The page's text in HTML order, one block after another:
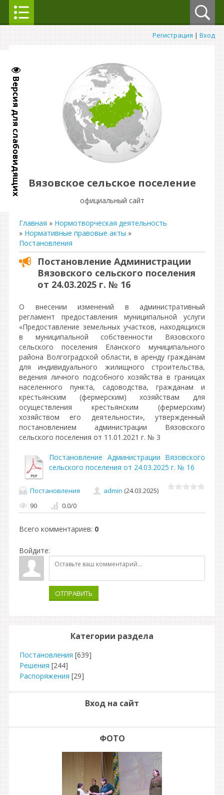
Версия для слабовидящих
Регистрация | Вход
Вязовское сельское поселение
официальный сайт
Главная » Нормотворческая деятельность
» Нормативные правовые акты »
Постановления
Постановление Администрации
Вязовского сельского поселения
от 24.03.2025 г. № 16
О внесении изменений в административный
регламент предоставления муниципальной услуги
«Предоставление земельных участков, находящихся
в муниципальной собственности Вязовского
сельского поселения Еланского муниципального
района Волгоградской области, в аренду гражданам
для индивидуального жилищного строительства,
ведения личного подсобного хозяйства в границах
населенного пункта, садоводства, гражданам и
крестьянским (фермерским) хозяйствам для
осуществления крестьянским (фермерским)
хозяйством его деятельности», утвержденный
постановлением администрации Вязовского
сельского поселения от 11.01.2021 г. № 3
Постановление Администрации Вязовского
сельского поселения от 24.03.2025 г. № 16
Постановления admin (24.03.2025)
90
0.0/0
Всего комментариев: 0
Войдите:
ОТПРАВИТЬ
Категории раздела
Постановления [639]
Решения [244]
Распоряжения [29]
Вход на сайт
ФОТО